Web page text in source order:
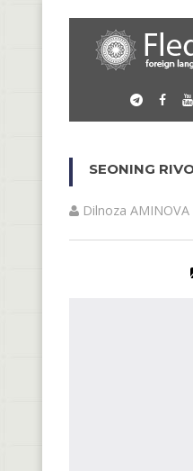
SEONING
Dilnoza АMINOVА